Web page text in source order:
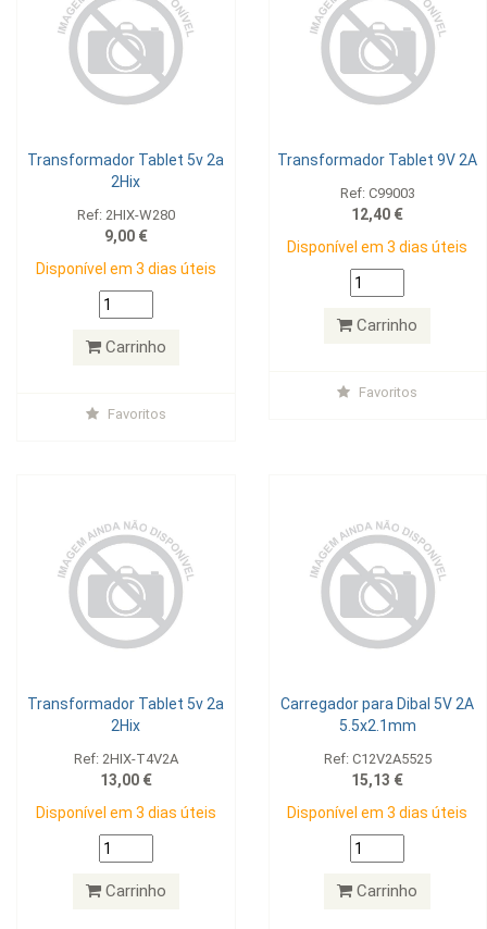
Transformador Tablet 5v 2a
2Hix
Ref: 2HIX-W280
9,00 €
Disponível em 3 dias úteis
Carrinho
Favoritos
Transformador Tablet 9V 2A
Ref: C99003
12,40 €
Disponível em 3 dias úteis
Carrinho
Favoritos
Transformador Tablet 5v 2a
2Hix
Ref: 2HIX-T4V2A
13,00 €
Disponível em 3 dias úteis
Carrinho
Carregador para Dibal 5V 2A
5.5x2.1mm
Ref: C12V2A5525
15,13 €
Disponível em 3 dias úteis
Carrinho